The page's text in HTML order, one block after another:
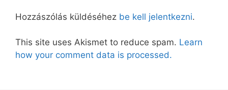
Hozzászólás küldéséhez be kell jelentkezni.
This site uses Akismet to reduce spam. Learn
how your comment data is processed.